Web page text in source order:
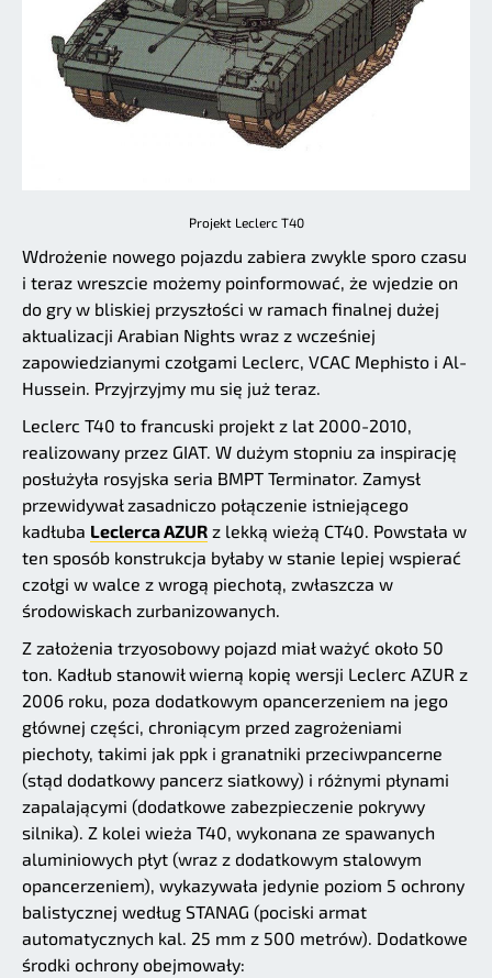
Projekt Leclerc T40
Wdrożenie nowego pojazdu zabiera zwykle sporo czasu
i teraz wreszcie możemy poinformować, że wjedzie on
do gry w bliskiej przyszłości w ramach finalnej dużej
aktualizacji Arabian Nights wraz z wcześniej
zapowiedzianymi czołgami Leclerc, VCAC Mephisto i Al-
Hussein. Przyjrzyjmy mu się już teraz.
Leclerc T40 to francuski projekt z lat 2000-2010,
realizowany przez GIAT. W dużym stopniu za inspirację
posłużyła rosyjska seria BMPT Terminator. Zamysł
przewidywał zasadniczo połączenie istniejącego
kadłuba Leclerca AZUR z lekką wieżą CT40. Powstała w
ten sposób konstrukcja byłaby w stanie lepiej wspierać
czołgi w walce z wrogą piechotą, zwłaszcza w
środowiskach zurbanizowanych.
Z założenia trzyosobowy pojazd miał ważyć około 50
ton. Kadłub stanowił wierną kopię wersji Leclerc AZUR z
2006 roku, poza dodatkowym opancerzeniem na jego
głównej części, chroniącym przed zagrożeniami
piechoty, takimi jak ppk i granatniki przeciwpancerne
(stąd dodatkowy pancerz siatkowy) i różnymi płynami
zapalającymi (dodatkowe zabezpieczenie pokrywy
silnika). Z kolei wieża T40, wykonana ze spawanych
aluminiowych płyt (wraz z dodatkowym stalowym
opancerzeniem), wykazywała jedynie poziom 5 ochrony
balistycznej według STANAG (pociski armat
automatycznych kal. 25 mm z 500 metrów). Dodatkowe
środki ochrony obejmowały: